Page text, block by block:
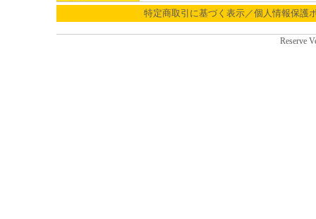
特定商取引に基づく表示／個人情報保護
Reserve